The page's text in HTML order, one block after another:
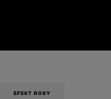
EFEKT ROSY